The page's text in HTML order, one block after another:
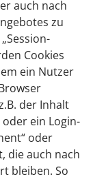
auch nach
zu
Cookies
ein Nutzer
der Inhalt
ein Login-
oder
die auch nach
bleiben. So